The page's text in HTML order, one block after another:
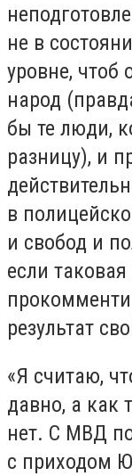
не в
уровне, чтоб
народ
бы те люди,
разницу), и
в
и свобод и
если
результат
«Я считаю,
давно, а как
нет. С МВД
с приходом